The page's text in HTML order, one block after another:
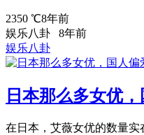
2350 ℃8年前
娱乐八卦
8年前
娱乐八卦
日本那么多女优
在日本，艾薇女优的数量